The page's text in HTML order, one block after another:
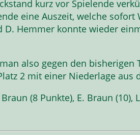
kurz vor Spielende
eine Auszeit, welche
D. Hemmer konnte wieder
also gegen den
2 mit einer Niederlage aus
(8 Punkte), E. Braun (10),